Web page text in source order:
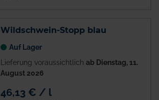
Wildschwein-Stopp blau
Auf Lager
Lieferung voraussichtlich ab Dienstag, 11.
August 2026
46,13 € / l